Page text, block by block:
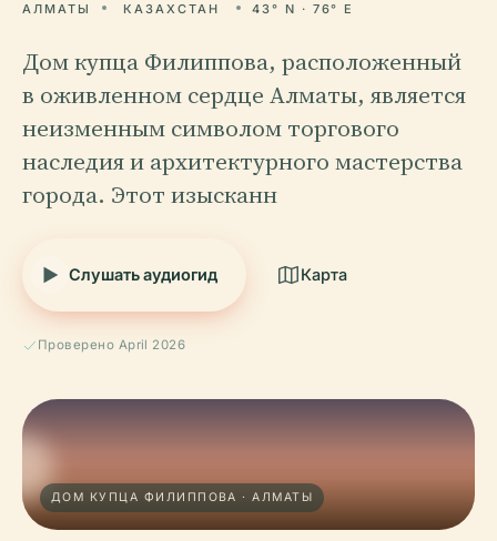
АЛМАТЫ КАЗАХСТАН 43° N · 76° E
Дом купца Филиппова, расположенный
в оживленном сердце Алматы, является
неизменным символом торгового
наследия и архитектурного мастерства
города. Этот изысканн
Слушать аудиогид Карта
Проверено April 2026
ДОМ КУПЦА ФИЛИППОВА · АЛМАТЫ